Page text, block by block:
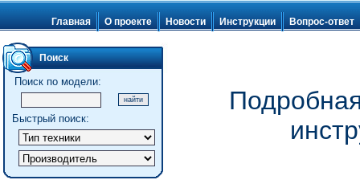
Главная О проекте Новости Инструкции Вопрос-ответ
Поиск
Поиск по модели:
Быстрый поиск: